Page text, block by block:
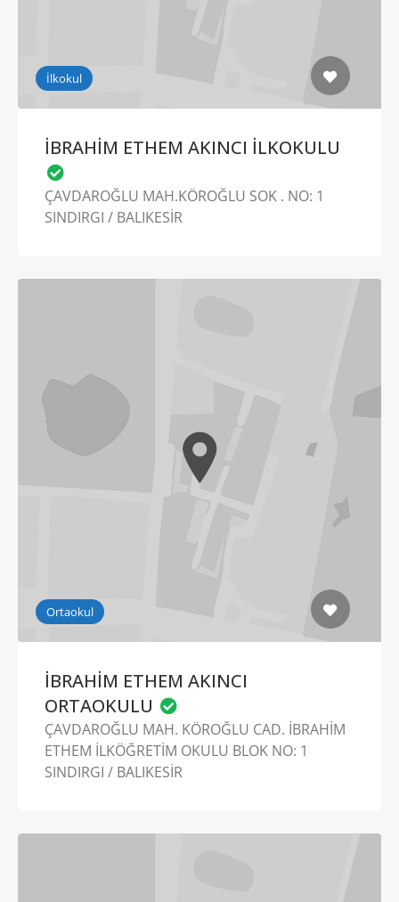
İlkokul
İBRAHİM ETHEM AKINCI İLKOKULU
ÇAVDAROĞLU MAH.KÖROĞLU SOK . NO: 1
SINDIRGI / BALIKESİR
Ortaokul
İBRAHİM ETHEM AKINCI
ORTAOKULU
ÇAVDAROĞLU MAH. KÖROĞLU CAD. İBRAHİM
ETHEM İLKÖĞRETİM OKULU BLOK NO: 1
SINDIRGI / BALIKESİR